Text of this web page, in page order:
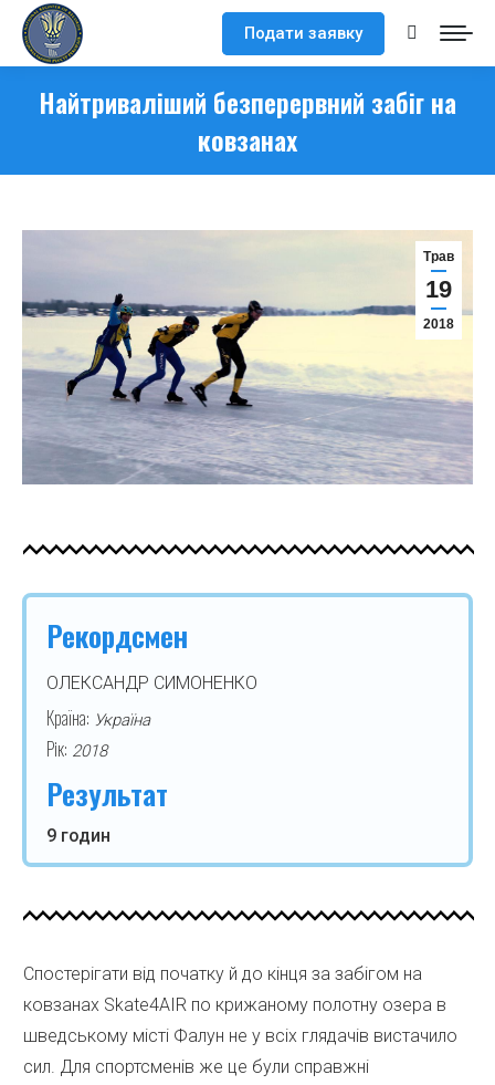
Подати заявку Search:
Найтриваліший безперервний забіг на
ковзанах
Трав
19
2018
Рекордсмен
ОЛЕКСАНДР СИМОНЕНКО
Країна: Україна
Рік: 2018
Результат
9 годин
Спостерігати від початку й до кінця за забігом на
ковзанах Skate4AIR по крижаному полотну озера в
шведському місті Фалун не у всіх глядачів вистачило
сил. Для спортсменів же це були справжні